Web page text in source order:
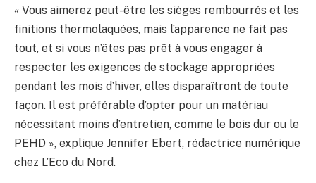
« Vous aimerez peut-être les sièges rembourrés et les
finitions thermolaquées, mais l’apparence ne fait pas
tout, et si vous n’êtes pas prêt à vous engager à
respecter les exigences de stockage appropriées
pendant les mois d’hiver, elles disparaîtront de toute
façon. Il est préférable d’opter pour un matériau
nécessitant moins d’entretien, comme le bois dur ou le
PEHD », explique Jennifer Ebert, rédactrice numérique
chez L’Eco du Nord.